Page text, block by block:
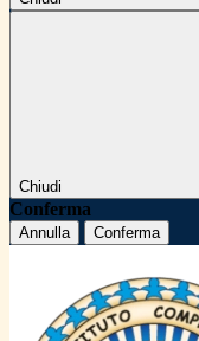
Chiudi
Conferma
Annulla Conferma